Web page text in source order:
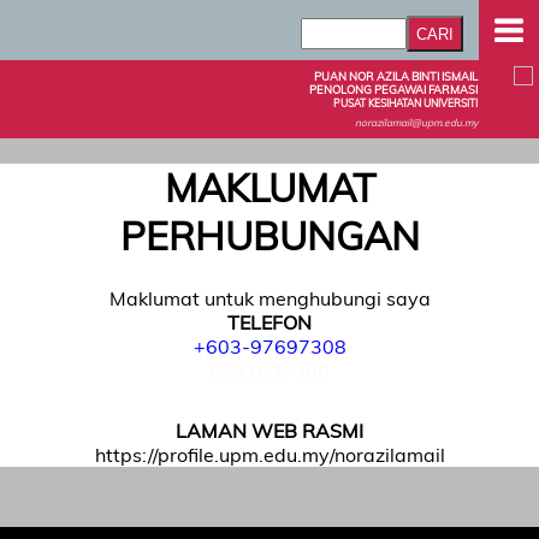
PUAN NOR AZILA BINTI ISMAIL
PENOLONG PEGAWAI FARMASI
PUSAT KESIHATAN UNIVERSITI
norazilamail@upm.edu.my
MAKLUMAT
PERHUBUNGAN
Maklumat untuk menghubungi saya
TELEFON
+603-97697308
LAMAN WEB RASMI
https://profile.upm.edu.my/norazilamail